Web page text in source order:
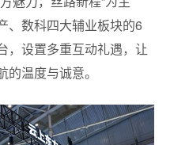
、数科四大辅业板块的6
，设置多重互动礼遇，让
温度与诚意。